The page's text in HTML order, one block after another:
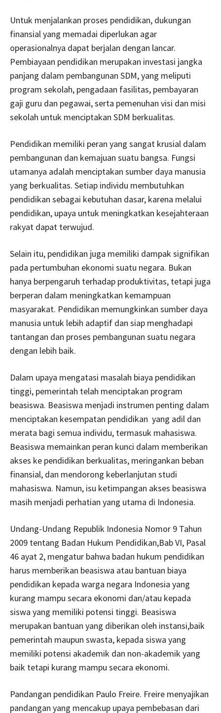
Untuk menjalankan proses pendidikan, dukungan
finansial yang memadai diperlukan agar
operasionalnya dapat berjalan dengan lancar.
Pembiayaan pendidikan merupakan investasi jangka
panjang dalam pembangunan SDM, yang meliputi
program sekolah, pengadaan fasilitas, pembayaran
gaji guru dan pegawai, serta pemenuhan visi dan misi
sekolah untuk menciptakan SDM berkualitas.
Pendidikan memiliki peran yang sangat krusial dalam
pembangunan dan kemajuan suatu bangsa. Fungsi
utamanya adalah menciptakan sumber daya manusia
yang berkualitas. Setiap individu membutuhkan
pendidikan sebagai kebutuhan dasar, karena melalui
pendidikan, upaya untuk meningkatkan kesejahteraan
rakyat dapat terwujud.
Selain itu, pendidikan juga memiliki dampak signifikan
pada pertumbuhan ekonomi suatu negara. Bukan
hanya berpengaruh terhadap produktivitas, tetapi juga
berperan dalam meningkatkan kemampuan
masyarakat. Pendidikan memungkinkan sumber daya
manusia untuk lebih adaptif dan siap menghadapi
tantangan dan proses pembangunan suatu negara
dengan lebih baik.
Dalam upaya mengatasi masalah biaya pendidikan
tinggi, pemerintah telah menciptakan program
beasiswa. Beasiswa menjadi instrumen penting dalam
menciptakan kesempatan pendidikan yang adil dan
merata bagi semua individu, termasuk mahasiswa.
Beasiswa memainkan peran kunci dalam memberikan
akses ke pendidikan berkualitas, meringankan beban
finansial, dan mendorong keberlanjutan studi
mahasiswa. Namun, isu ketimpangan akses beasiswa
masih menjadi perhatian yang utama di Indonesia.
Undang-Undang Republik Indonesia Nomor 9 Tahun
2009 tentang Badan Hukum Pendidikan,Bab VI, Pasal
46 ayat 2, mengatur bahwa badan hukum pendidikan
harus memberikan beasiswa atau bantuan biaya
pendidikan kepada warga negara Indonesia yang
kurang mampu secara ekonomi dan/atau kepada
siswa yang memiliki potensi tinggi. Beasiswa
merupakan bantuan yang diberikan oleh instansi,baik
pemerintah maupun swasta, kepada siswa yang
memiliki potensi akademik dan non-akademik yang
baik tetapi kurang mampu secara ekonomi.
Pandangan pendidikan Paulo Freire. Freire menyajikan
pandangan yang mencakup upaya pembebasan dari